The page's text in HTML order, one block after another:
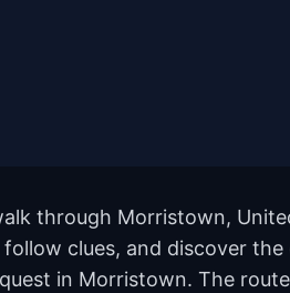
through Morristown,
follow clues, and discover
in Morristown. The